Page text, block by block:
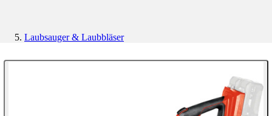
Laubsauger & Laubbläser